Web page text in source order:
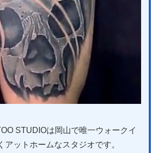
STUDIOは岡山で唯一ウォークイ
アットホームなスタジオです。